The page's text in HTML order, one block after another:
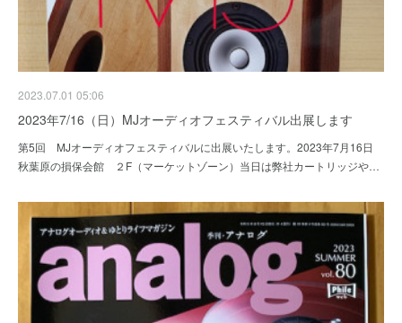
2023.07.01 05:06
2023年7/16（日）MJオーディオフェスティバル出展します
第5回 MJオーディオフェスティバルに出展いたします。2023年7月16日
秋葉原の損保会館 ２F（マーケットゾーン）当日は弊社カートリッジや…